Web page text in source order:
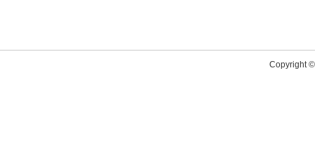
Copyright